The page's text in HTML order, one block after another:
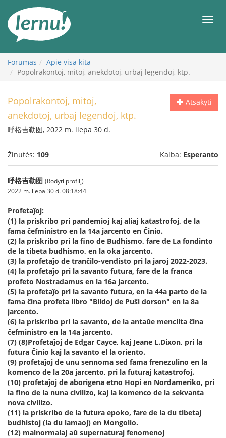
turinį
Forumas
Apie visa kita
Popolrakontoj, mitoj, anekdotoj, urbaj legendoj, ktp.
Atsakyti
Popolrakontoj, mitoj,
anekdotoj, urbaj legendoj, ktp.
呼格吉勒图, 2022 m. liepa 30 d.
Žinutės: 109 Kalba: Esperanto
呼格吉勒图 (Rodyti profilį)
2022 m. liepa 30 d. 08:18:44
Profetaĵoj:
(1) la priskribo pri pandemioj kaj aliaj katastrofoj, de la
fama ĉefministro en la 14a jarcento en Ĉinio.
(2) la priskribo pri la fino de Budhismo, fare de La fondinto
de la tibeta budhismo, en la oka jarcento.
(3) la profetaĵo de tranĉilo-vendisto pri la jaroj 2022-2023.
(4) la profetaĵo pri la savanto futura, fare de la franca
profeto Nostradamus en la 16a jarcento.
(5) la profetaĵo pri la savanto futura, en la 44a parto de la
fama ĉina profeta libro "Bildoj de Puŝi dorson" en la 8a
jarcento.
(6) la priskribo pri la savanto, de la antaŭe menciita ĉina
ĉefministro en la 14a jarcento.
(7) (8)Profetaĵoj de Edgar Cayce, kaj Jeane L.Dixon, pri la
futura Ĉinio kaj la savanto el la oriento.
(9) profetaĵoj de unu sennoma sed fama frenezulino en la
komenco de la 20a jarcento, pri la futuraj katastrofoj.
(10) profetaĵoj de aborigena etno Hopi en Nordameriko, pri
la fino de la nuna civilizo, kaj la komenco de la sekvanta
nova civilizo.
(11) la priskribo de la futura epoko, fare de la du tibetaj
budhistoj (la du lamaoj) en Mongolio.
(12) malnormalaj aŭ supernaturaj fenomenoj